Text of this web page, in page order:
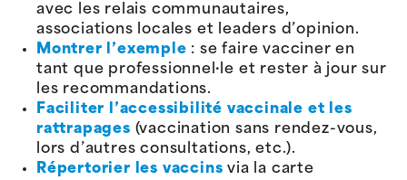
avec les relais communautaires,
associations locales et leaders d’opinion.
Montrer l’exemple : se faire vacciner en
tant que professionnel·le et rester à jour sur
les recommandations.
Faciliter l’accessibilité vaccinale et les
rattrapages (vaccination sans rendez-vous,
lors d’autres consultations, etc.).
Répertorier les vaccins via la carte